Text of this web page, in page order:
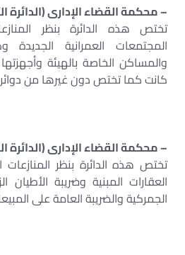
– محكمة القضاء الإدارى (الدائرة
تختص هذه الدائرة بنظر
المجتمعات العمرانية الجديدة
والمساكن الخاصة بالهيئة
كانت كما تختص دون غيرها من
– محكمة القضاء الإدارى (الدائرة
تختص هذه الدائرة بنظر المنازعات
العقارات المبنية وضريبة الأطيان
الجمركية والضريبة العامة على